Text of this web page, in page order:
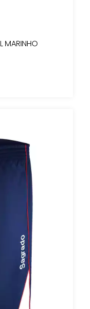
MARINHO